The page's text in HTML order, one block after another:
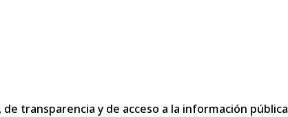
transparencia y de acceso a la información pública